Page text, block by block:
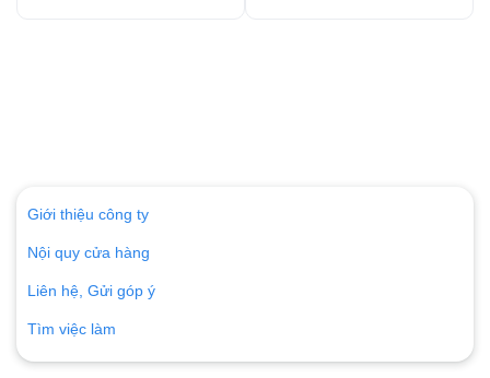
Giới thiệu công ty
Nội quy cửa hàng
Liên hệ, Gửi góp ý
Tìm việc làm